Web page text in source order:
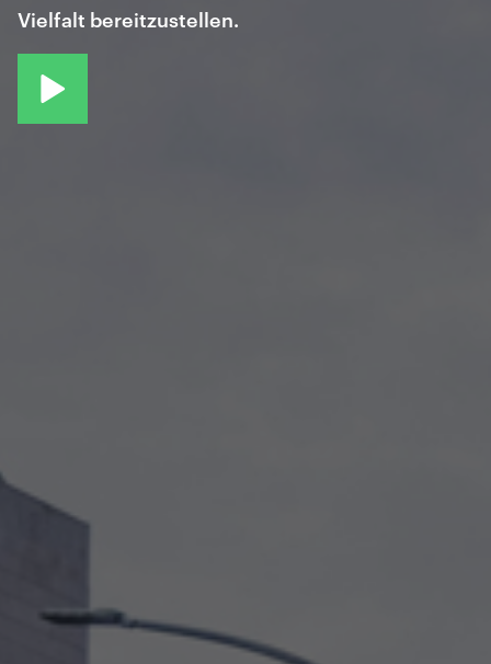
Vielfalt bereitzustellen.